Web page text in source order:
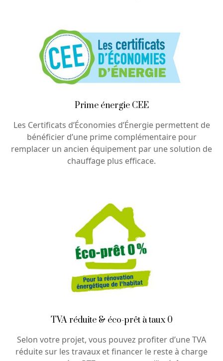
Prime énergie CEE
Les Certificats d’Économies d’Énergie permettent de
bénéficier d’une prime complémentaire pour
remplacer un ancien équipement par une solution de
chauffage plus efficace.
TVA réduite & éco-prêt à taux 0
Selon votre projet, vous pouvez profiter d’une TVA
réduite sur les travaux et financer le reste à charge